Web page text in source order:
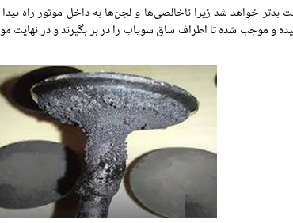
خواهد شد زیرا ناخالصی‌ها و لجن‌ها به داخل موتور راه
و موجب شده تا اطراف ساق سوپاپ را در بر بگیرند و در